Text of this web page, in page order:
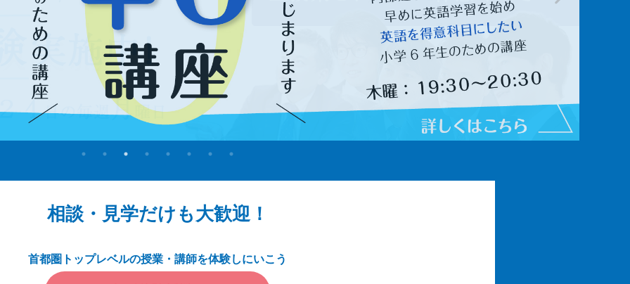
相談・見学だけも大歓迎！
首都圏トップレベルの授業・講師を体験しにいこう